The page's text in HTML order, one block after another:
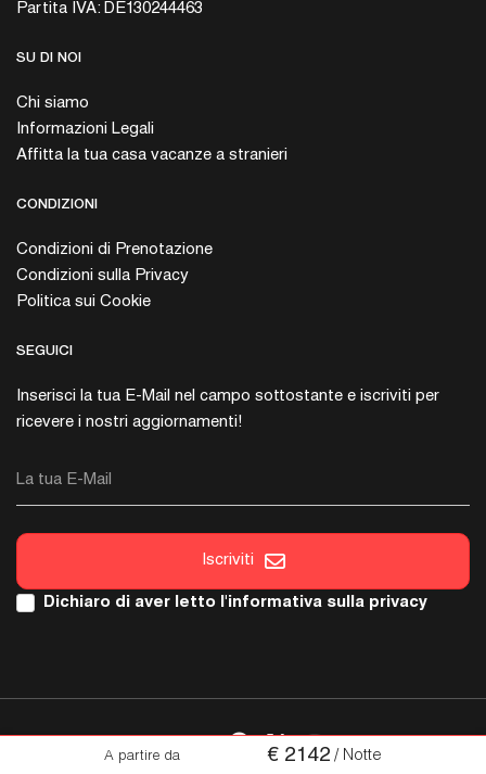
A partire da € 2142 / Notte
Partita IVA: DE130244463
SU DI NOI
Chi siamo
Informazioni Legali
Affitta la tua casa vacanze a stranieri
CONDIZIONI
Condizioni di Prenotazione
Condizioni sulla Privacy
Politica sui Cookie
SEGUICI
Inserisci la tua E-Mail nel campo sottostante e iscriviti per
ricevere i nostri aggiornamenti!
La tua E-Mail
Iscriviti
Dichiaro di aver letto l'informativa sulla privacy